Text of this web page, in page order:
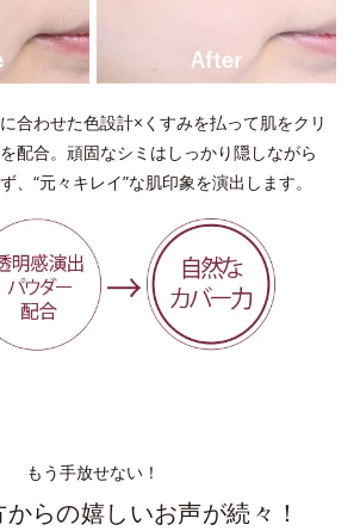
合わせた色設計×くすみを払って肌をクリ
配合。頑固なシミはしっかり隠しながら
、“元々キレイ”な肌印象を演出します。
もう手放せない！
らの嬉しいお声が続々！